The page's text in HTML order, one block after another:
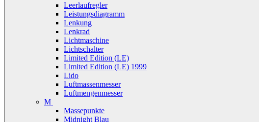
Leerlaufregler
Leistungsdiagramm
Lenkung
Lenkrad
Lichtmaschine
Lichtschalter
Limited Edition (LE)
Limited Edition (LE) 1999
Lido
Luftmassenmesser
Luftmengenmesser
M
Massepunkte
Midnight Blau